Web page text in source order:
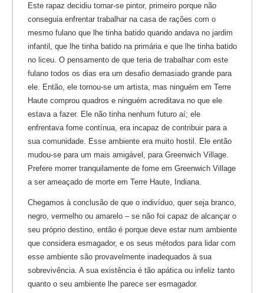
Este rapaz decidiu tornar-se pintor, primeiro porque não
conseguia enfrentar trabalhar na casa de rações com o
mesmo fulano que lhe tinha batido quando andava no jardim
infantil, que lhe tinha batido na primária e que lhe tinha batido
no liceu. O pensamento de que teria de trabalhar com este
fulano todos os dias era um desafio demasiado grande para
ele. Então, ele tornou-se um artista, mas ninguém em Terre
Haute comprou quadros e ninguém acreditava no que ele
estava a fazer. Ele não tinha nenhum futuro aí; ele
enfrentava fome contínua, era incapaz de contribuir para a
sua comunidade. Esse ambiente era muito hostil. Ele então
mudou-se para um mais amigável, para Greenwich Village.
Prefere morrer tranquilamente de fome em Greenwich Village
a ser ameaçado de morte em Terre Haute, Indiana.
Chegamos à conclusão de que o indivíduo, quer seja branco,
negro, vermelho ou amarelo – se não foi capaz de alcançar o
seu próprio destino, então é porque deve estar num ambiente
que considera esmagador, e os seus métodos para lidar com
esse ambiente são provavelmente inadequados à sua
sobrevivência. A sua existência é tão apática ou infeliz tanto
quanto o seu ambiente lhe parece ser esmagador.